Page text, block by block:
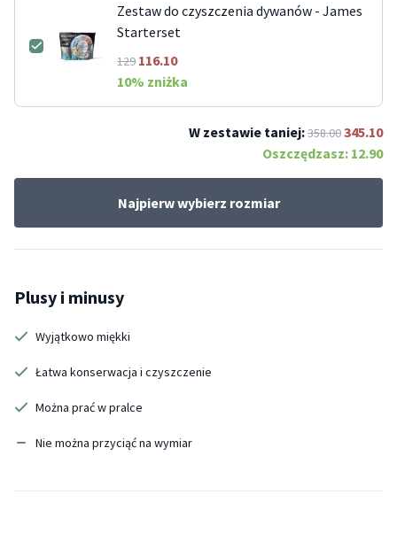
Zestaw do czyszczenia dywanów - James
Starterset
129116.10
10% zniżka
W zestawie taniej:358.00345.10
Oszczędzasz: 12.90
Najpierw wybierz rozmiar
Plusy i minusy
Wyjątkowo miękki
Łatwa konserwacja i czyszczenie
Można prać w pralce
Nie można przyciąć na wymiar